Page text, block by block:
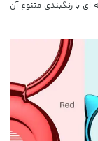
با رنگبندی متنوع آن